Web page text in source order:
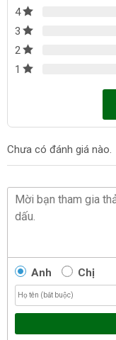
4
3
2
1
Chưa có đánh giá nào.
Anh Chị